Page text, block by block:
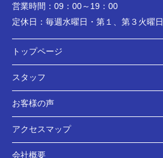
営業時間： 09：00～19：00
定休日： 毎週水曜日・第１、第３火曜日
トップページ
スタッフ
お客様の声
アクセスマップ
会社概要